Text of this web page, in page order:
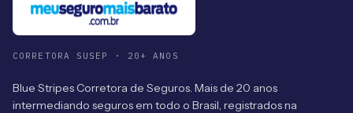
CORRETORA SUSEP · 20+ ANOS
Blue Stripes Corretora de Seguros. Mais de 20 anos
intermediando seguros em todo o Brasil, registrados na